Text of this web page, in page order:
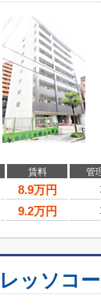
賃料
管
8.9万円
9.2万円
ッソコ